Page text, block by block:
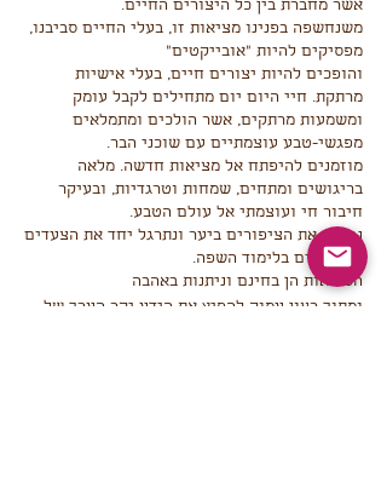
אשר מחברת בין כל היצורים החיים.
משנחשפה בפנינו מציאות זו, בעלי החיים סביבנו,
מפסיקים להיות "אובייקטים"
והופכים להיות יצורים חיים, בעלי אישיות
מרתקת. חיי היום יום מתחילים לקבל עומק
ומשמעות מרתקים, אשר הולכים ומתמלאים
מפגשי-טבע עוצמתיים עם שוכני הבר.
מוזמנים להיפתח אל מציאות חדשה. מלאה
בריגושים ומתחים, שמחות וטרגדיות, ובעיקר
חיבור חי ועוצמתי אל עולם הטבע.
נפגוש את הציפורים ביער ונתרגל יחד את הצעדים
הראשונים בלימוד השפה.
הסדנאות הן בחינם וניתנות באהבה
ומתוך רצון עמוק להפיץ את הידע יקר הערך של